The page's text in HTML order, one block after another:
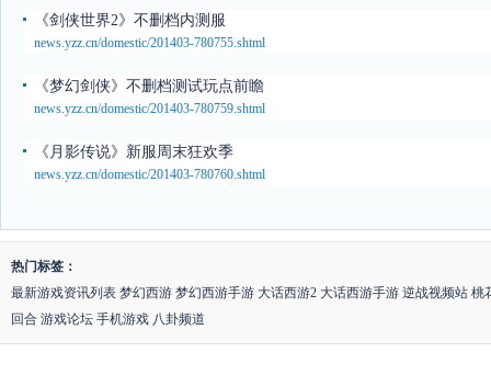
《剑侠世界2》不删档内测服
news.yzz.cn/domestic/201403-780755.shtml
《梦幻剑侠》不删档测试玩点前瞻
news.yzz.cn/domestic/201403-780759.shtml
《月影传说》新服周末狂欢季
news.yzz.cn/domestic/201403-780760.shtml
热门标签：
最新游戏资讯列表 梦幻西游 梦幻西游手游 大话西游2 大话西游手游 逆战视频站 桃
回合 游戏论坛 手机游戏 八卦频道